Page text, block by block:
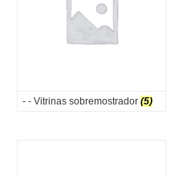
- - Vitrinas sobremostrador(5)